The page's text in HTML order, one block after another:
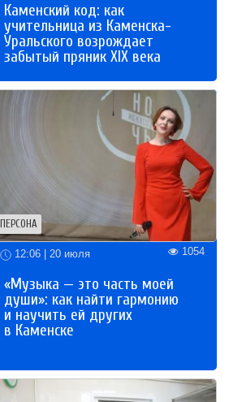
Каменский код: как
учительница из Каменска-
Уральского возрождает
забытый пряник XIX века
ПЕРСОНА
12:06 | 20 июля 1054
«Музыка — это часть моей
души»: как найти гармонию
и научить ей других
в Каменске